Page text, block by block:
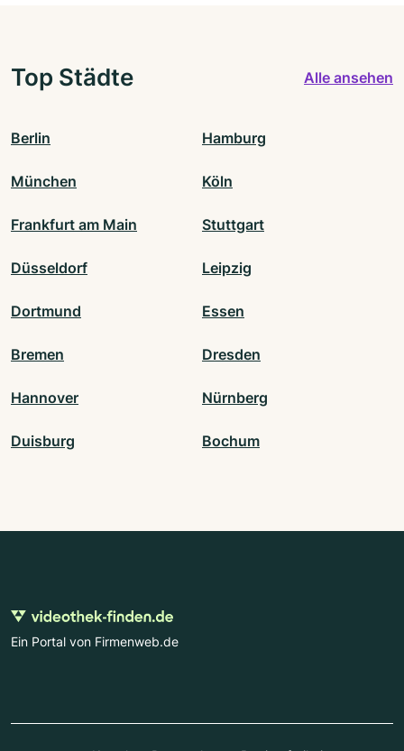
Top Städte Alle ansehen
Berlin Hamburg
München Köln
Frankfurt am Main Stuttgart
Düsseldorf Leipzig
Dortmund Essen
Bremen Dresden
Hannover Nürnberg
Duisburg Bochum
Ein Portal von Firmenweb.de